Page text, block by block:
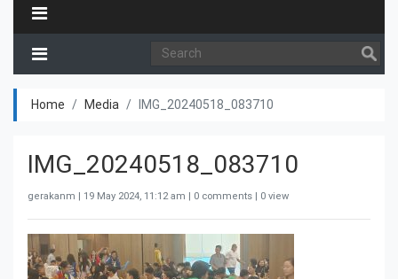
Home Media IMG_20240518_083710
IMG_20240518_083710
gerakanm | 19 May 2024, 11:12 am | 0 comments | 0 view